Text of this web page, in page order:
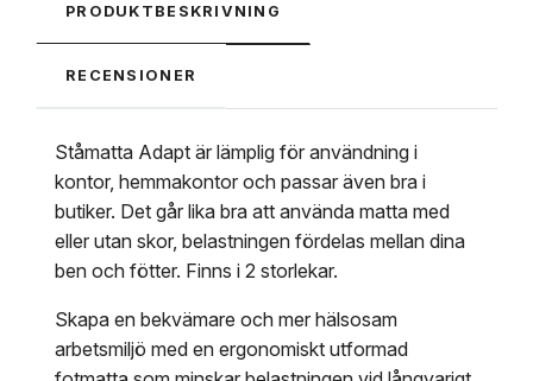
PRODUKTBESKRIVNING
RECENSIONER
Ståmatta Adapt är lämplig för användning i
kontor, hemmakontor och passar även bra i
butiker. Det går lika bra att använda matta med
eller utan skor, belastningen fördelas mellan dina
ben och fötter. Finns i 2 storlekar.
Skapa en bekvämare och mer hälsosam
arbetsmiljö med en ergonomiskt utformad